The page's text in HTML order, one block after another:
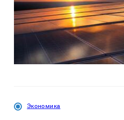
Экономика